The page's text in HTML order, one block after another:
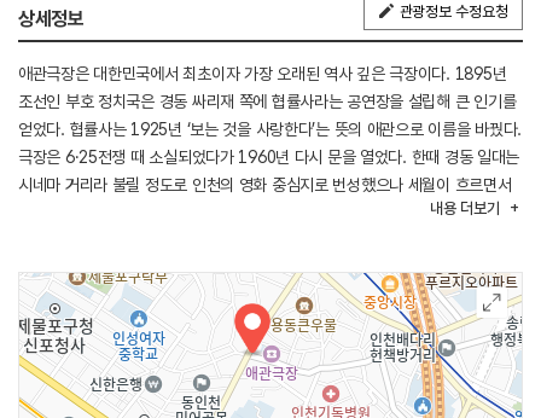
상세정보 관광정보 수정요청
애관극장은 대한민국에서 최초이자 가장 오래된 역사 깊은 극장이다. 1895년
조선인 부호 정치국은 경동 싸리재 쪽에 협률사라는 공연장을 설립해 큰 인기를
얻었다. 협률사는 1925년 ‘보는 것을 사랑한다’는 뜻의 애관으로 이름을 바꿨다.
극장은 6·25전쟁 때 소실되었다가 1960년 다시 문을 열었다. 한때 경동 일대는
시네마 거리라 불릴 정도로 인천의 영화 중심지로 번성했으나 세월이 흐르면서
쇠락의 길로 접어들었다. 다른 극장들이 문을 닫는 상황에서도 애관극장은
상영관으로 재탄생했다. 지금도 최신 영화와 더불어 지역 영상 문화 활성화를
위한 다양한 기획 상영과 행사를 진행한다. 단순한 극장을 넘어 여전히 지역의
문화 예술 공간으로 톡톡히 역할을 하고 있다. 극장에 대해 자세히 알아보고
싶다면 애관극장을 소재로 한 다큐멘터리 영화인 영화 <보는 것을 사랑한다>를
보는 것도 좋다.
내용 더보기